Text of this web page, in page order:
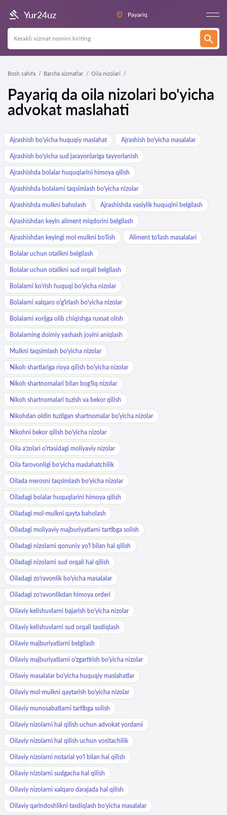
Yur24uz Payariq
Bosh sahifa Barcha xizmatlar Oila nizolari
Payariq da oila nizolari bo'yicha
advokat maslahati
Ajrashish bo'yicha huquqiy maslahat Ajrashish bo'yicha masalalar
Ajrashish bo'yicha sud jarayonlariga tayyorlanish
Ajrashishda bolalar huquqlarini himoya qilish
Ajrashishda bolalarni taqsimlash bo'yicha nizolar
Ajrashishda mulkni baholash Ajrashishda vasiylik huquqini belgilash
Ajrashishdan keyin aliment miqdorini belgilash
Ajrashishdan keyingi mol-mulkni bo'lish Aliment to'lash masalalari
Bolalar uchun otalikni belgilash
Bolalar uchun otalikni sud orqali belgilash
Bolalarni ko'rish huquqi bo'yicha nizolar
Bolalarni xalqaro o'g'irlash bo'yicha nizolar
Bolalarni xorijga olib chiqishga ruxsat olish
Bolalarning doimiy yashash joyini aniqlash
Mulkni taqsimlash bo'yicha nizolar
Nikoh shartlariga rioya qilish bo'yicha nizolar
Nikoh shartnomalari bilan bog'liq nizolar
Nikoh shartnomalari tuzish va bekor qilish
Nikohdan oldin tuzilgan shartnomalar bo'yicha nizolar
Nikohni bekor qilish bo'yicha nizolar
Oila a'zolari o'rtasidagi moliyaviy nizolar
Oila farovonligi bo'yicha maslahatchilik
Oilada merosni taqsimlash bo'yicha nizolar
Oiladagi bolalar huquqlarini himoya qilish
Oiladagi mol-mulkni qayta baholash
Oiladagi moliyaviy majburiyatlarni tartibga solish
Oiladagi nizolarni qonuniy yo'l bilan hal qilish
Oiladagi nizolarni sud orqali hal qilish
Oiladagi zo'ravonlik bo'yicha masalalar
Oiladagi zo'ravonlikdan himoya orderi
Oilaviy kelishuvlarni bajarish bo'yicha nizolar
Oilaviy kelishuvlarni sud orqali tasdiqlash
Oilaviy majburiyatlarni belgilash
Oilaviy majburiyatlarni o'zgartirish bo'yicha nizolar
Oilaviy masalalar bo'yicha huquqiy maslahatlar
Oilaviy mol-mulkni qaytarish bo'yicha nizolar
Oilaviy munosabatlarni tartibga solish
Oilaviy nizolarni hal qilish uchun advokat yordami
Oilaviy nizolarni hal qilish uchun vositachilik
Oilaviy nizolarni notarial yo'l bilan hal qilish
Oilaviy nizolarni sudgacha hal qilish
Oilaviy nizolarni xalqaro darajada hal qilish
Oilaviy qarindoshlikni tasdiqlash bo'yicha masalalar